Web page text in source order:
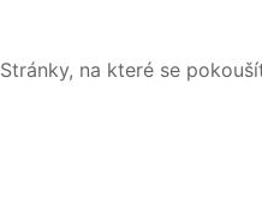
Stránky, na které se